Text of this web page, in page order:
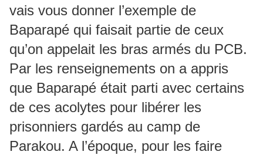
vais vous donner l’exemple de
Baparapé qui faisait partie de ceux
qu’on appelait les bras armés du PCB.
Par les renseignements on a appris
que Baparapé était parti avec certains
de ces acolytes pour libérer les
prisonniers gardés au camp de
Parakou. A l’époque, pour les faire